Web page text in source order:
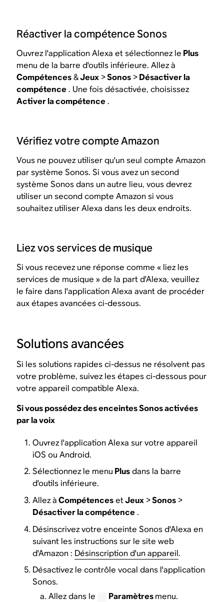
Réactiver la compétence Sonos
Ouvrez l'application Alexa et sélectionnez le Plus
menu de la barre d'outils inférieure. Allez à
Compétences&Jeux >Sonos >Désactiver la
compétence . Une fois désactivée, choisissez
Activer la compétence .
Vérifiez votre compte Amazon
Vous ne pouvez utiliser qu'un seul compte Amazon
par système Sonos. Si vous avez un second
système Sonos dans un autre lieu, vous devrez
utiliser un second compte Amazon si vous
souhaitez utiliser Alexa dans les deux endroits.
Liez vos services de musique
Si vous recevez une réponse comme « liez les
services de musique » de la part d'Alexa, veuillez
le faire dans l'application Alexa avant de procéder
aux étapes avancées ci-dessous.
Solutions avancées
Si les solutions rapides ci-dessus ne résolvent pas
votre problème, suivez les étapes ci-dessous pour
votre appareil compatible Alexa.
Si vous possédez des enceintes Sonos activées
par la voix
Ouvrez l'application Alexa sur votre appareil
iOS ou Android.
Sélectionnez le menu Plusdans la barre
d'outils inférieure.
Allez àCompétencesetJeux >Sonos >
Désactiver la compétence .
Désinscrivez votre enceinte Sonos d'Alexa en
suivant les instructions sur le site web
d'Amazon : Désinscription d'un appareil.
Désactivez le contrôle vocal dans l'application
Sonos.
Allez dans le
Paramètresmenu.